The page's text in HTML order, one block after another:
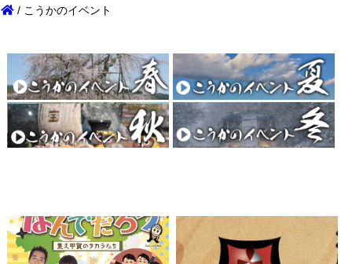
/ こうかのイベント